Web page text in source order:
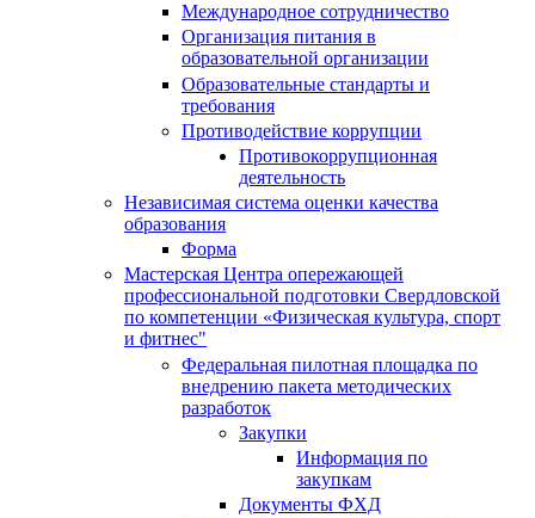
Международное сотрудничество
Организация питания в
образовательной организации
Образовательные стандарты и
требования
Противодействие коррупции
Противокоррупционная
деятельность
Независимая система оценки качества
образования
Форма
Мастерская Центра опережающей
профессиональной подготовки Свердловской
по компетенции «Физическая культура, спорт
и фитнес"
Федеральная пилотная площадка по
внедрению пакета методических
разработок
Закупки
Информация по
закупкам
Документы ФХД